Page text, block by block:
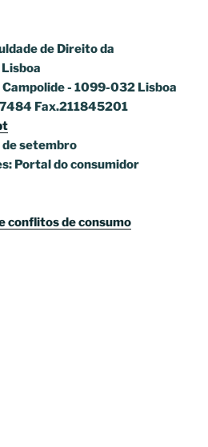
de Direito da
Campolide - 1099-032 Lisboa
Fax.211845201
de setembro
Portal do consumidor
conflitos de consumo